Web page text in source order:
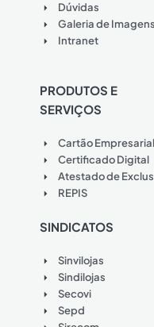
Dúvidas
Galeria de Imagens
Intranet
PRODUTOS E
SERVIÇOS
Cartão Empresarial
Certificado Digital
Atestado de
REPIS
SINDICATOS
Sinvilojas
Sindilojas
Secovi
Sepd